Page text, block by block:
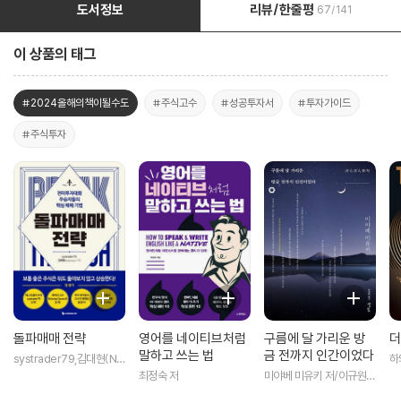
도서정보 리뷰/한줄평 67/141
이 상품의 태그
#2024올해의책이될수도 #주식고수 #성공투자서 #투자가이드
#주식투자
돌파매매 전략
systrader79,김대현(Nic
영어를 네이티브처럼
말하고 쓰는 법
최정숙 저
구름에 달 가리운 방
금 전까지 인간이었다
미야베 미유키 저/이규원
하